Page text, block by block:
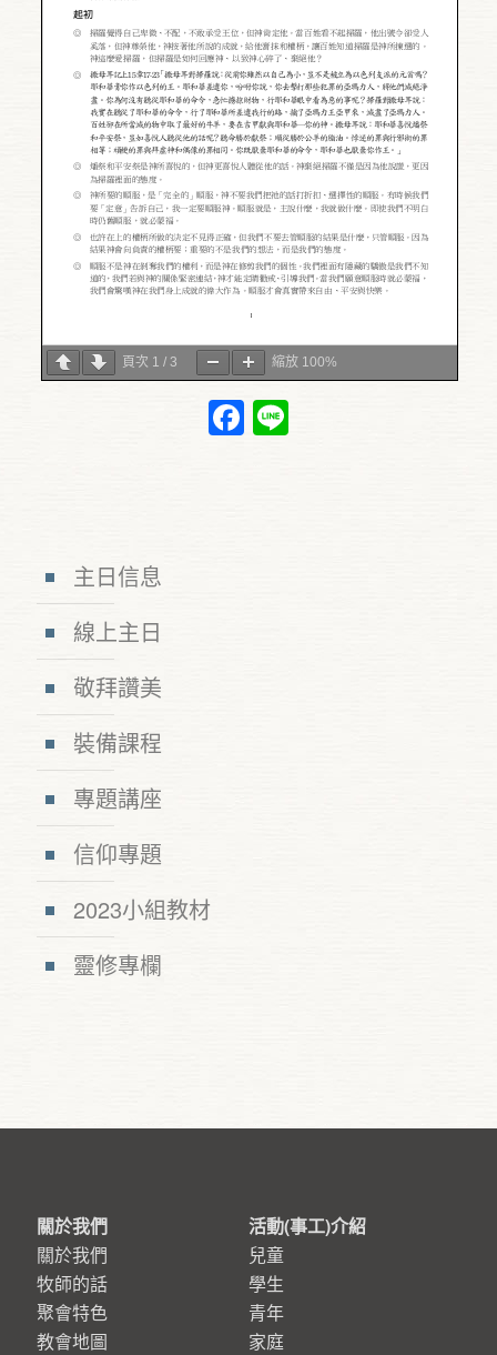
頁次 1 / 3 縮放 100%
Facebook
主日信息
線上主日
敬拜讚美
裝備課程
專題講座
信仰專題
2023小組教材
靈修專欄
關於我們
關於我們
牧師的話
聚會特色
教會地圖
活動(事工)介紹
兒童
學生
青年
家庭